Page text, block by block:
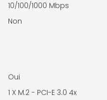
10/100/1000 Mbps
Non
Oui
1 X M.2 - PCI-E 3.0 4x